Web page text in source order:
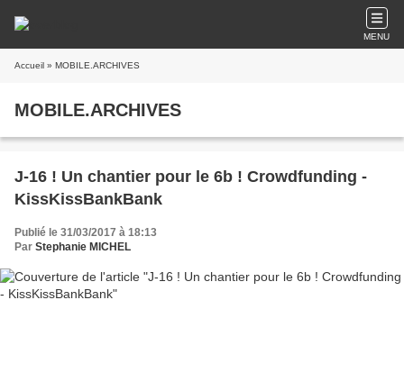
MENU
Accueil » MOBILE.ARCHIVES
MOBILE.ARCHIVES
J-16 ! Un chantier pour le 6b ! Crowdfunding -
KissKissBankBank
Publié le 31/03/2017 à 18:13
Par Stephanie MICHEL